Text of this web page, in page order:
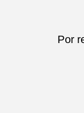
Por